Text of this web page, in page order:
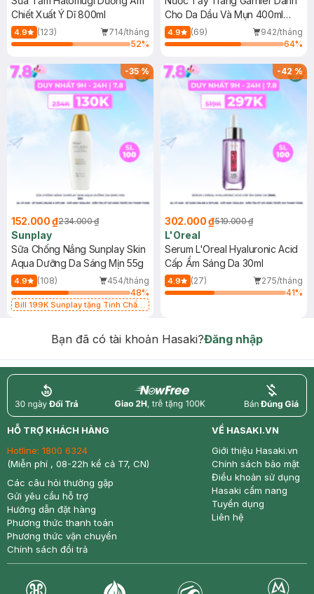
Chiết Xuất Ý Dĩ 800ml
4.9 (123)
714/tháng
52%
Cho Da Dầu Và Mụn 400ml
(Mới)
4.9 (69)
942/tháng
64%
-35%
152.000 ₫234.000 ₫
Sunplay
Sữa Chống Nắng Sunplay Skin
Aqua Dưỡng Da Sáng Mịn 55g
4.9 (108)
454/tháng
48%
Bill 199K Sunplay tặng Tinh Chất
-42%
302.000 ₫519.000 ₫
L'Oreal
Serum L'Oreal Hyaluronic Acid
Cấp Ẩm Sáng Da 30ml
4.9 (27)
275/tháng
41%
Bạn đã có tài khoản Hasaki?Đăng nhập
return nowfree price
HỖ TRỢ KHÁCH HÀNG
Hotline: 1800 6324
(Miễn phí , 08-22h kể cả T7, CN)
Các câu hỏi thường gặp
Gửi yêu cầu hỗ trợ
Hướng dẫn đặt hàng
Phương thức thanh toán
Phương thức vận chuyển
Chính sách đổi trả
VỀ HASAKI.VN
Giới thiệu Hasaki.vn
Chính sách bảo mật
Điều khoản sử dụng
Hasaki cẩm nang
Tuyển dụng
Liên hệ